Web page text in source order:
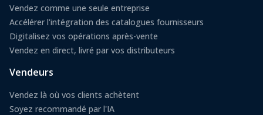
Vendez comme une seule entreprise
Accélérer l'intégration des catalogues fournisseurs
Digitalisez vos opérations après-vente
Vendez en direct, livré par vos distributeurs
Vendeurs
Vendez là où vos clients achètent
Soyez recommandé par l'IA